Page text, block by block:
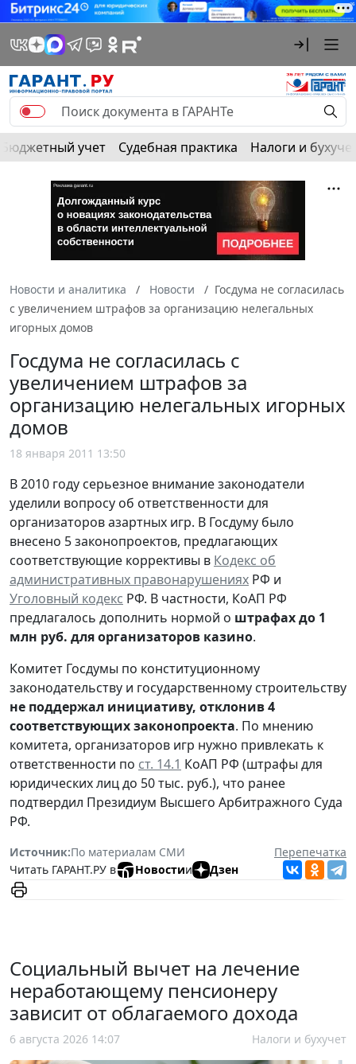
Бюджетный учет Судебная практика Налоги и
Новости и аналитика Новости
Госдума не согласилась
с увеличением штрафов за организацию нелегальных
игорных домов
Госдума не согласилась с
увеличением штрафов за
организацию нелегальных игорных
домов
18 января 2011 13:50
В 2010 году серьезное внимание законодатели
уделили вопросу об ответственности для
организаторов азартных игр. В Госдуму было
внесено 5 законопроектов, предлагающих
соответствующие коррективы в Кодекс об
административных правонарушениях РФ и
Уголовный кодекс РФ. В частности, КоАП РФ
предлагалось дополнить нормой о штрафах до 1
млн руб. для организаторов казино.
Комитет Госдумы по конституционному
законодательству и государственному строительству
не поддержал инициативу, отклонив 4
соответствующих законопроекта. По мнению
комитета, организаторов игр нужно привлекать к
ответственности по ст. 14.1 КоАП РФ (штрафы для
юридических лиц до 50 тыс. руб.), что ранее
подтвердил Президиум Высшего Арбитражного Суда
РФ.
Источник:По материалам СМИ
Перепечатка
Читать ГАРАНТ.РУ в
Новостии Дзен
Социальный вычет на лечение
неработающему пенсионеру
зависит от облагаемого дохода
6 августа 2026 14:07 Налоги и бухучет